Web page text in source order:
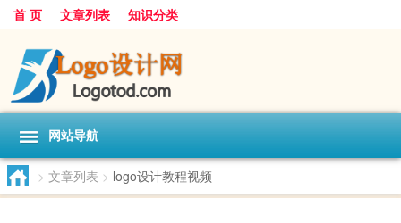
首 页 文章列表 知识分类
网站导航
> 文章列表 > logo设计教程视频